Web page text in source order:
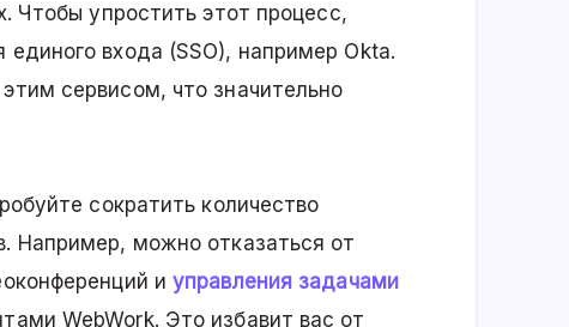
Чтобы упростить этот процесс,
входа (SSO), например Okta.
сервисом, что значительно
сократить количество
Например, можно отказаться от
иуправления задачами
WebWork. Это избавит вас от